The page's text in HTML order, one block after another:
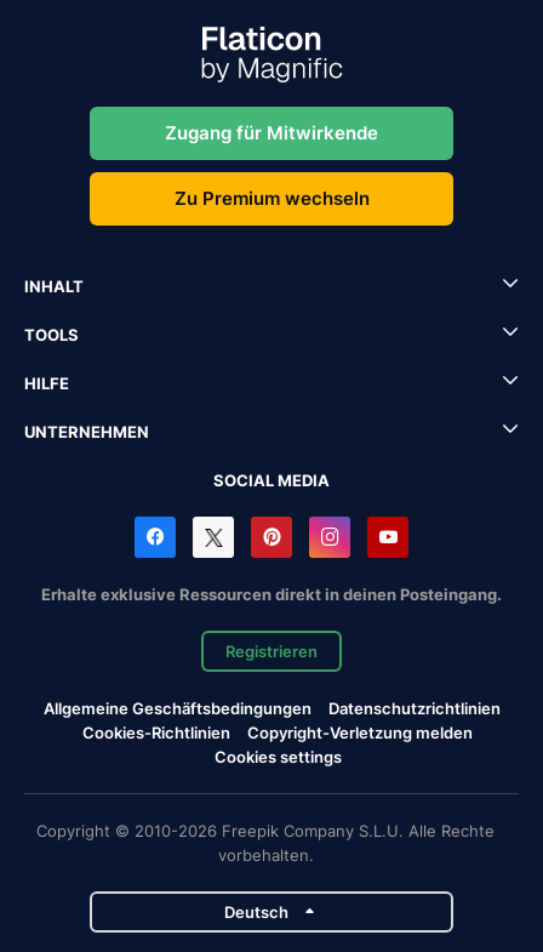
Zugang für Mitwirkende
Zu Premium wechseln
INHALT
TOOLS
HILFE
UNTERNEHMEN
SOCIAL MEDIA
Erhalte exklusive Ressourcen direkt in deinen Posteingang.
Registrieren
Allgemeine Geschäftsbedingungen
Datenschutzrichtlinien
Cookies-Richtlinien
Copyright-Verletzung melden
Cookies settings
Copyright © 2010-2026 Freepik Company S.L.U. Alle Rechte
vorbehalten.
Deutsch